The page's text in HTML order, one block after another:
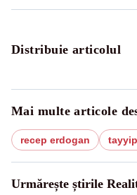
Distribuie articolul
Mai multe articole
recep erdogan
Urmărește știrile